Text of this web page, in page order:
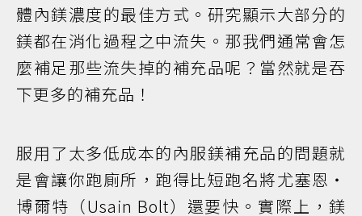
體內鎂濃度的最佳方式。研究顯示大部分的
鎂都在消化過程之中流失。那我們通常會怎
麼補足那些流失掉的補充品呢？當然就是吞
下更多的補充品！
服用了太多低成本的內服鎂補充品的問題就
是會讓你跑廁所，跑得比短跑名將尤塞恩‧
博爾特（Usain Bolt）還要快。實際上，鎂